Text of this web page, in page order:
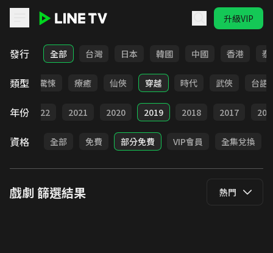
升級VIP
LINE TV - 戲劇
發行 全部 台灣 日本 韓國 中國 香港 泰
類型
奇幻 驚悚 療癒 仙俠 穿越 時代 武俠 台語
年份 2022 2021 2020 2019 2018 2017
資格 全部 免費 部分免費 VIP會員 全集兌換
戲劇 篩選結果 熱門